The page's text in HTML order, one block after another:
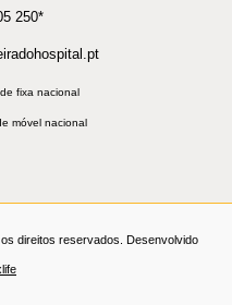
250*
fixa nacional
móvel nacional
direitos reservados. Desenvolvido